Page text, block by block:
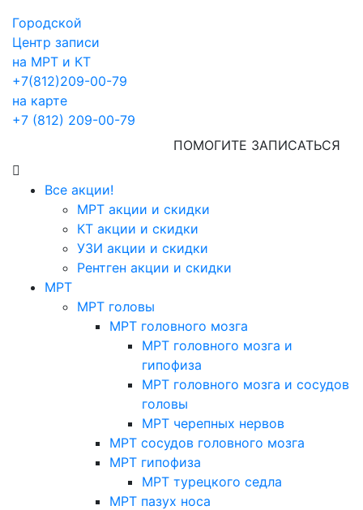
Городской
Центр записи
на МРТ и КТ
+7(812)209-00-79
на карте
+7 (812) 209-00-79
ПОМОГИТЕ ЗАПИСАТЬСЯ
Все акции!
МРТ акции и скидки
КТ акции и скидки
УЗИ акции и скидки
Рентген акции и скидки
МРТ
МРТ головы
МРТ головного мозга
МРТ головного мозга и
гипофиза
МРТ головного мозга и сосудов
головы
МРТ черепных нервов
МРТ сосудов головного мозга
МРТ гипофиза
МРТ турецкого седла
МРТ пазух носа